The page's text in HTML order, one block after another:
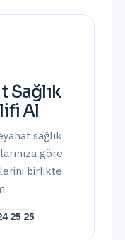
Sağlık
Al
sağlık
göre
birlikte
25 25